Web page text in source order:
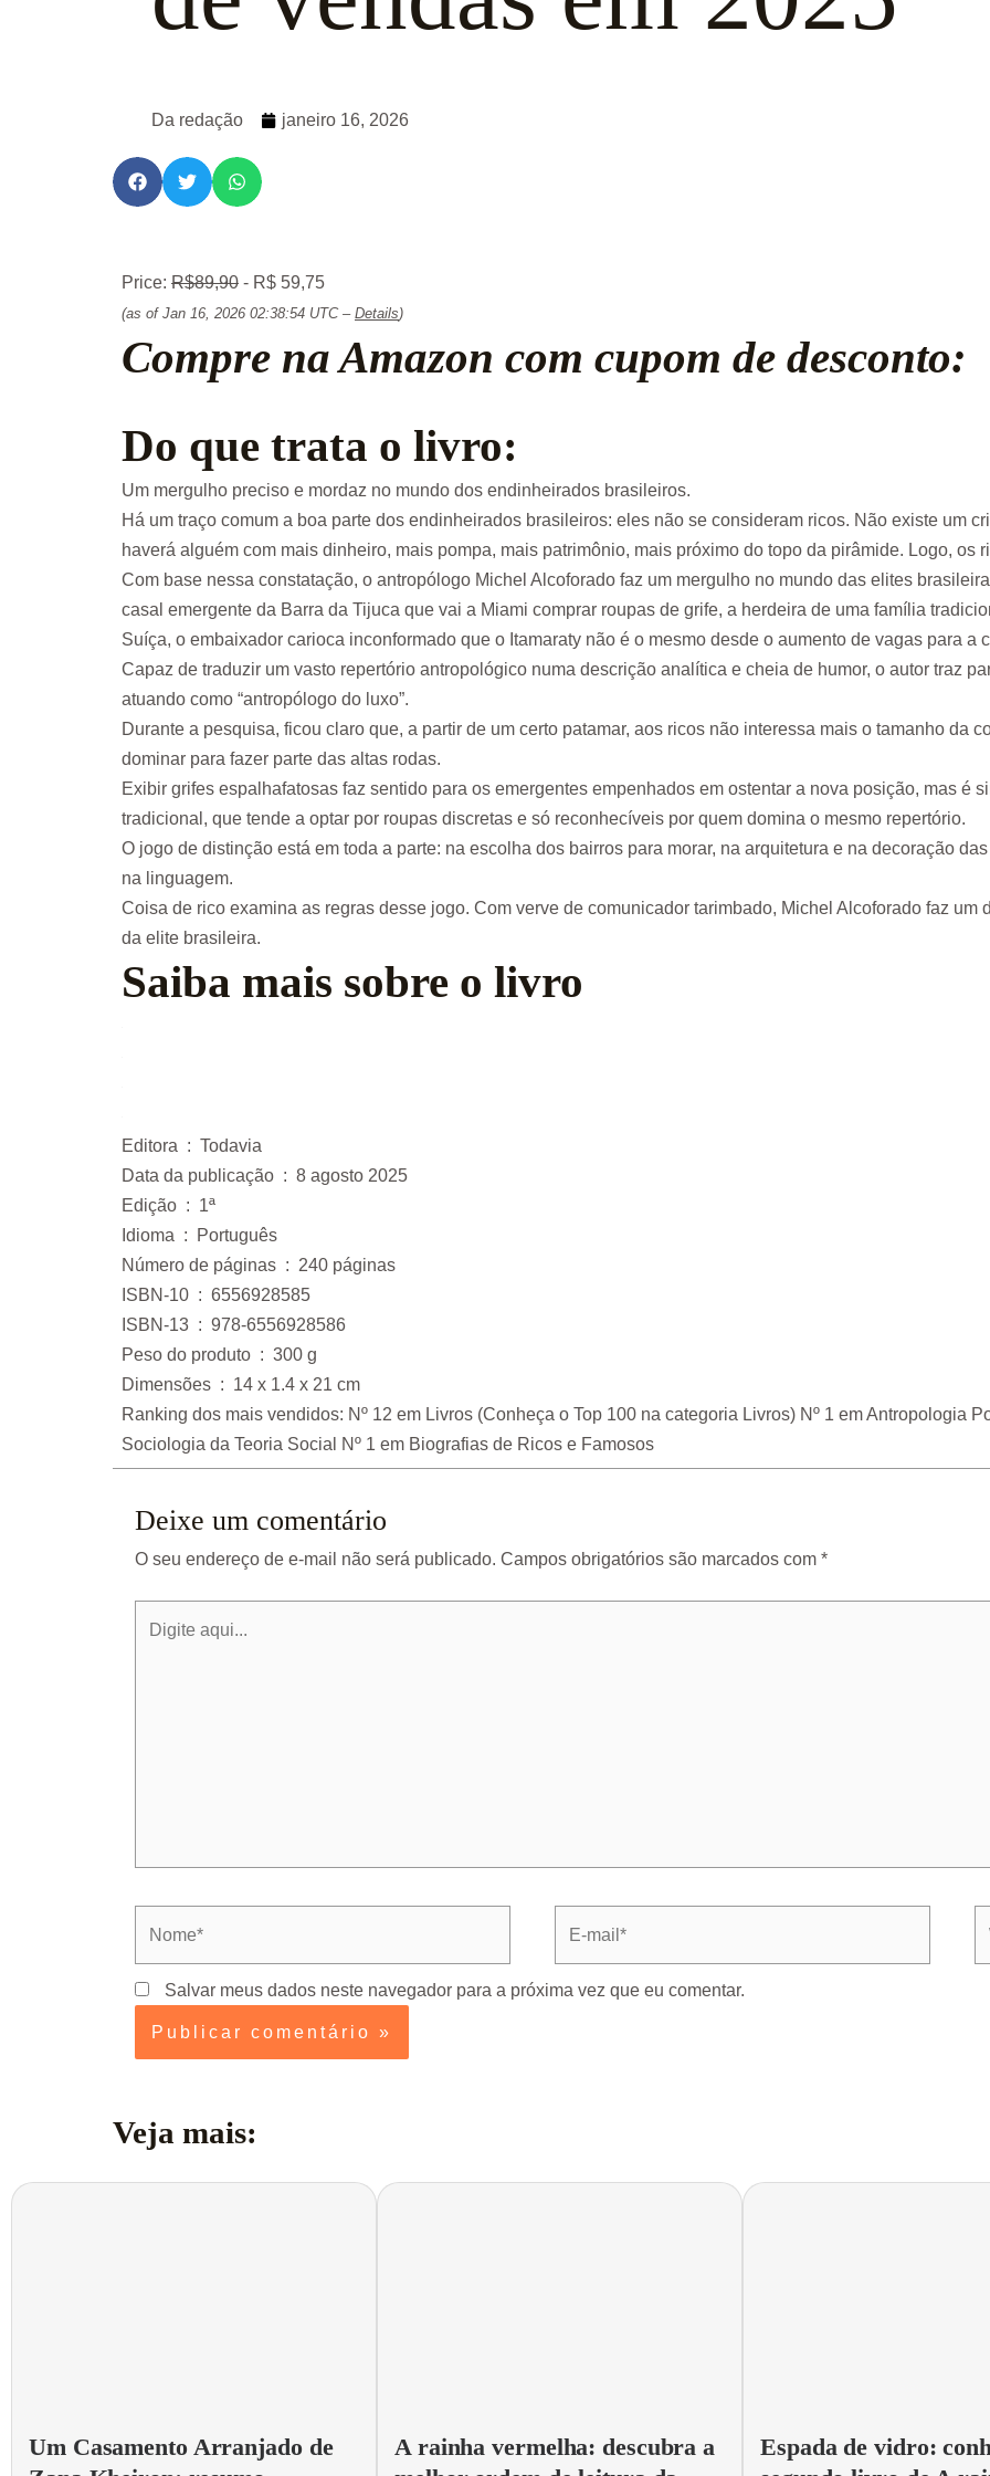
Da redação janeiro 16, 2026
Price: R$89,90 - R$ 59,75
(as of Jan 16, 2026 02:38:54 UTC – Details)
Compre na Amazon com cupom de desconto:
Do que trata o livro:
Um mergulho preciso e mordaz no mundo dos endinheirados brasileiros.
Há um traço comum a boa parte dos endinheirados brasileiros: eles não se consideram ricos. Não existe um
haverá alguém com mais dinheiro, mais pompa, mais patrimônio, mais próximo do topo da pirâmide. Logo, os
Com base nessa constatação, o antropólogo Michel Alcoforado faz um mergulho no mundo das elites
casal emergente da Barra da Tijuca que vai a Miami comprar roupas de grife, a herdeira de uma família
Suíça, o embaixador carioca inconformado que o Itamaraty não é o mesmo desde o aumento de vagas para a
Capaz de traduzir um vasto repertório antropológico numa descrição analítica e cheia de humor, o autor traz
atuando como “antropólogo do luxo”.
Durante a pesquisa, ficou claro que, a partir de um certo patamar, aos ricos não interessa mais o tamanho da
dominar para fazer parte das altas rodas.
Exibir grifes espalhafatosas faz sentido para os emergentes empenhados em ostentar a nova posição, mas é
tradicional, que tende a optar por roupas discretas e só reconhecíveis por quem domina o mesmo repertório.
O jogo de distinção está em toda a parte: na escolha dos bairros para morar, na arquitetura e na decoração
na linguagem.
Coisa de rico examina as regras desse jogo. Com verve de comunicador tarimbado, Michel Alcoforado faz
da elite brasileira.
Saiba mais sobre o livro
Editora ‏ : ‎ Todavia
Data da publicação ‏ : ‎ 8 agosto 2025
Edição ‏ : ‎ 1ª
Idioma ‏ : ‎ Português
Número de páginas ‏ : ‎ 240 páginas
ISBN-10 ‏ : ‎ 6556928585
ISBN-13 ‏ : ‎ 978-6556928586
Peso do produto ‏ : ‎ 300 g
Dimensões ‏ : ‎ 14 x 1.4 x 21 cm
Ranking dos mais vendidos: Nº 12 em Livros (Conheça o Top 100 na categoria Livros) Nº 1 em Antropologia
Sociologia da Teoria Social Nº 1 em Biografias de Ricos e Famosos
Deixe um comentário
O seu endereço de e-mail não será publicado. Campos obrigatórios são marcados com *
aqui...
Salvar meus dados neste navegador para a próxima vez que eu comentar.
Veja mais:
Um Casamento Arranjado de
A rainha vermelha: descubra a
Espada de vidro: